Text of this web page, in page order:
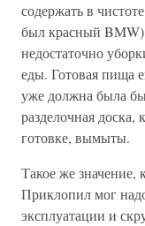
содержать в
был красный
недостаточно
еды. Готовая пища
уже должна была
разделочная
готовке, вымыты.
Такое же значение,
Приклопил мог
эксплуатации и